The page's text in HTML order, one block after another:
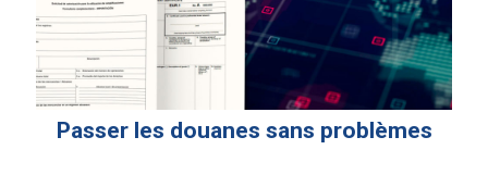
Passer les douanes sans problèmes